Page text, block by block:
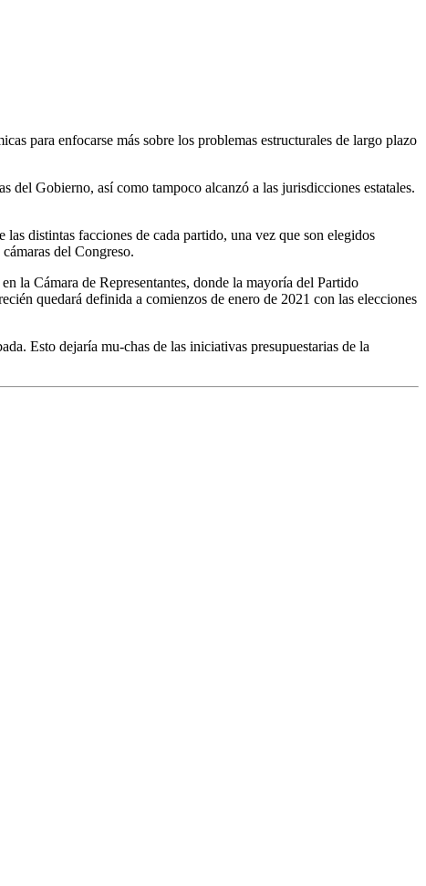
para enfocarse más sobre los problemas estructurales de largo plazo
del Gobierno, así como tampoco alcanzó a las jurisdicciones estatales.
distintas facciones de cada partido, una vez que son elegidos
del Congreso.
la Cámara de Representantes, donde la mayoría del Partido
quedará definida a comienzos de enero de 2021 con las elecciones
Esto dejaría mu-chas de las iniciativas presupuestarias de la